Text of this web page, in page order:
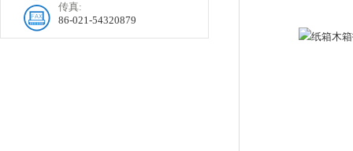
传真:
86-021-54320879